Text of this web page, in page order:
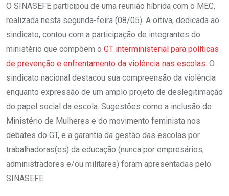
O SINASEFE participou de uma reunião híbrida com o MEC,
realizada nesta segunda-feira (08/05). A oitiva, dedicada ao
sindicato, contou com a participação de integrantes do
ministério que compõem o GT interministerial para políticas
de prevenção e enfrentamento da violência nas escolas. O
sindicato nacional destacou sua compreensão da violência
enquanto expressão de um amplo projeto de deslegitimação
do papel social da escola. Sugestões como a inclusão do
Ministério de Mulheres e do movimento feminista nos
debates do GT, e a garantia da gestão das escolas por
trabalhadoras(es) da educação (nunca por empresários,
administradores e/ou militares) foram apresentadas pelo
SINASEFE.